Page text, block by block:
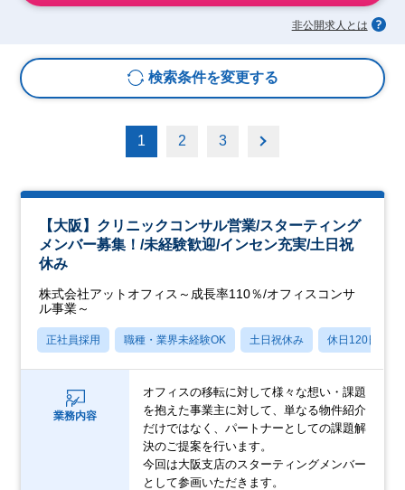
非公開求人とは
検索条件を変更する
1 2 3
【大阪】クリニックコンサル営業/スターティング
メンバー募集！/未経験歓迎/インセン充実/土日祝
休み
株式会社アットオフィス～成長率110％/オフィスコンサ
ル事業～
正社員採用 職種・業界未経験OK 土日祝休み 休日120日以上
業務内容
オフィスの移転に対して様々な想い・課題
を抱えた事業主に対して、単なる物件紹介
だけではなく、パートナーとしての課題解
決のご提案を行います。
今回は大阪支店のスターティングメンバー
として参画いただきます。